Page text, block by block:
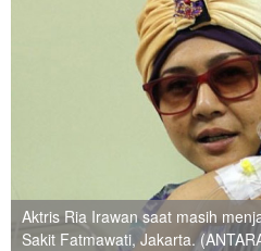
Aktris Ria Irawan saat masih
Sakit Fatmawati, Jakarta.